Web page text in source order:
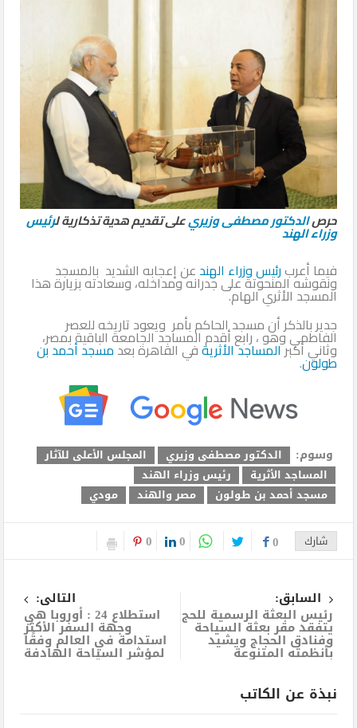
حرصالدكتور مصطفى وزيريعلى تقديم هدية تذكارية لرئيس
وزراء الهند
فيما أعربرئيس وزراء الهند عن إعجابه الشديد بالمسجد
ونقوشه المنحوتة على جدرانه ومداخله، وسعادته بزيارة هذا
المسجد الأثري الهام.
جدير بالذكر أن مسجد الحاكم بأمر ويعود تاريخه للعصر
الفاطمي وهو ، رابع أقدم المساجد الجامعة الباقية بمصر،
وثاني أكبرالمساجد الأثريةفي القاهرة بعدمسجد أحمد بن
طولون.
وسوم: الدكتور مصطفى وزيري
المجلس الأعلى للآثار
المساجد الأثرية
رئيس وزراء الهند
مسجد أحمد بن طولون
مصر والهند مودي
شارك 0
0
0
السابق:
رئيس البعثة الرسمية للحج
يتفقد مقر بعثة السياحة
وفنادق الحجاج ويشيد
بأنظمته المتنوعة
التالى:
استطلاع 24 : أوروبا هي
وجهة السفر الأكثر
استدامة في العالم وفقًا
لمؤشر السياحة الهادفة
نبذة عن الكاتب